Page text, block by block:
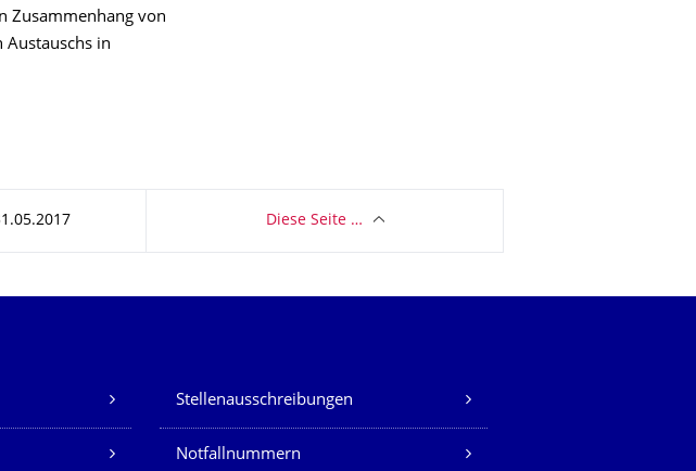
Zusammenhang von
Austauschs in
Diese Seite …
Stellenausschreibungen
Notfallnummern